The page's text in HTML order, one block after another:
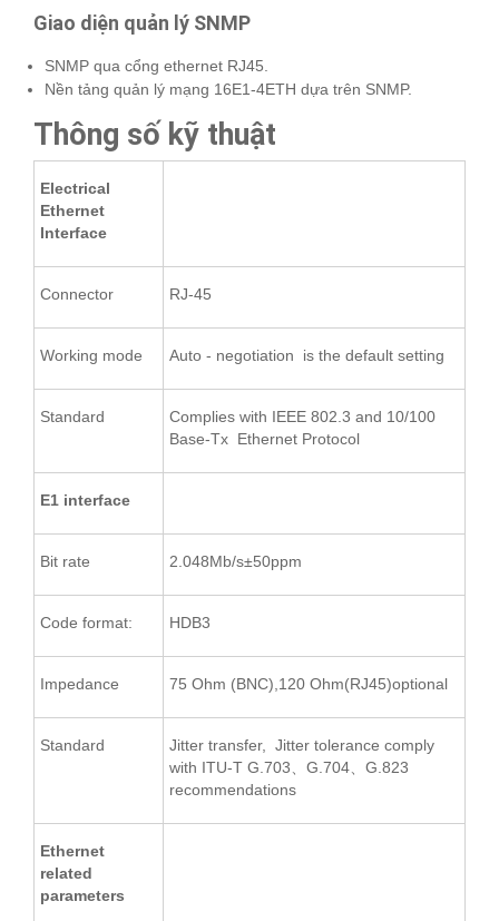
Giao diện quản lý SNMP
SNMP qua cổng ethernet RJ45.
Nền tảng quản lý mạng 16E1-4ETH dựa trên SNMP.
Thông số kỹ thuật
Electrical
Ethernet
Interface
Connector RJ-45
Working mode Auto - negotiation is the default setting
Standard
Complies with IEEE 802.3 and 10/100
Base-Tx Ethernet Protocol
E1 interface
Bit rate 2.048Mb/s±50ppm
Code format: HDB3
Impedance 75 Ohm (BNC),120 Ohm(RJ45)optional
Standard
Jitter transfer, Jitter tolerance comply
with ITU-T G.703、G.704、G.823
recommendations
Ethernet
related
parameters